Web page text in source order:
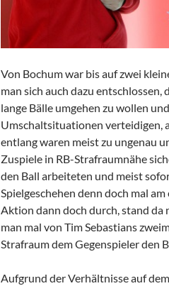
Von Bochum war bis auf zwei
man sich auch dazu entschlossen,
lange Bälle umgehen zu wollen
Umschaltsituationen verteidigen,
entlang waren meist zu ungenau
Zuspiele in RB-Strafraumnähe
den Ball arbeiteten und meist
Spielgeschehen denn doch mal
Aktion dann doch durch, stand da
man mal von Tim Sebastians
Strafraum dem Gegenspieler den
Aufgrund der Verhältnisse auf